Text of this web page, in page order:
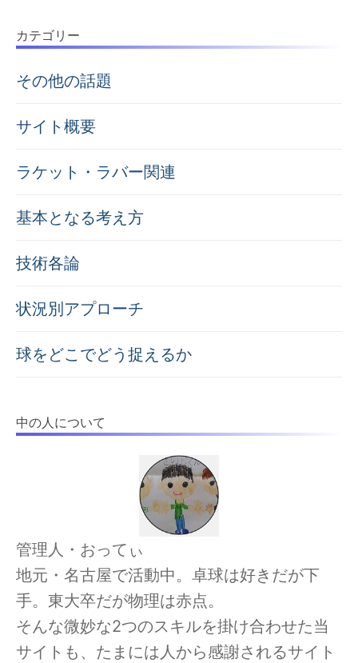
カテゴリー
その他の話題
サイト概要
ラケット・ラバー関連
基本となる考え方
技術各論
状況別アプローチ
球をどこでどう捉えるか
中の人について
管理人・おってぃ
地元・名古屋で活動中。卓球は好きだが下
手。東大卒だが物理は赤点。
そんな微妙な2つのスキルを掛け合わせた当
サイトも、たまには人から感謝されるサイト